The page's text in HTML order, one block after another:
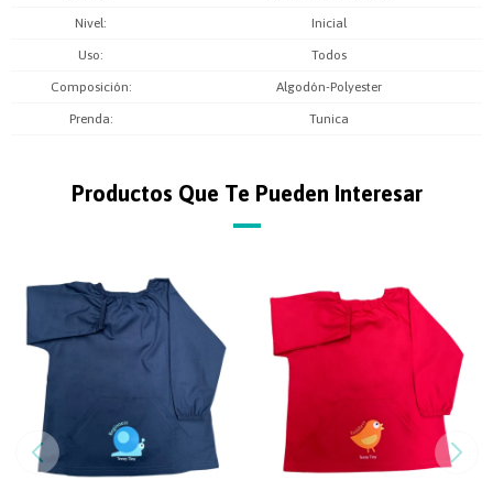
Nivel Inicial
Uso Todos
Composición Algodón-Polyester
Prenda Tunica
Productos Que Te Pueden Interesar